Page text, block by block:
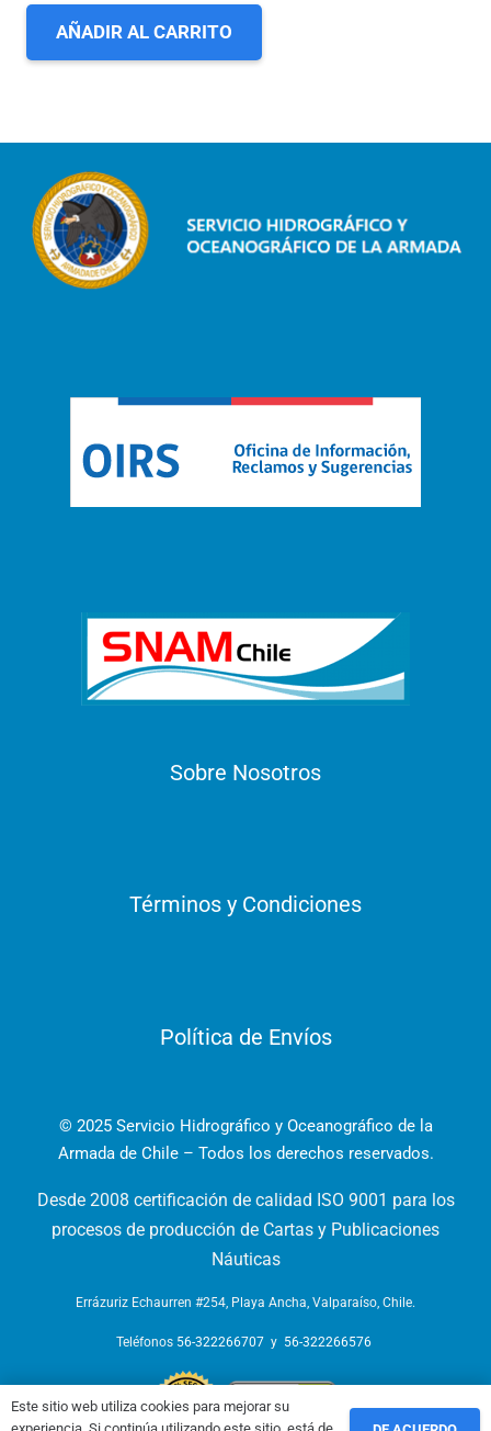
AÑADIR AL CARRITO
Sobre Nosotros
Términos y Condiciones
Política de Envíos
© 2025 Servicio Hidrográfico y Oceanográfico de la
Armada de Chile – Todos los derechos reservados.
Desde 2008 certificación de calidad ISO 9001 para los
procesos de producción de Cartas y Publicaciones
Náuticas
Errázuriz Echaurren #254, Playa Ancha, Valparaíso, Chile.
Teléfonos 56-322266707 y 56-322266576
Este sitio web utiliza cookies para mejorar su